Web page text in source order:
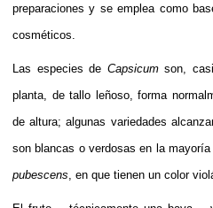
preparaciones y se emplea como
cosméticos.
Las especies de Capsicumson,
planta, detallo leñoso, forma
de altura; algunas variedades
son blancas o verdosas en la
pubescens , en que tienen un color